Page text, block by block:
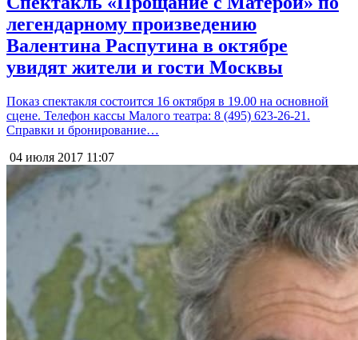
легендарному произведению
Валентина Распутина в октябре
увидят жители и гости Москвы
Показ спектакля состоится 16 октября в 19.00 на основной
сцене. Телефон кассы Малого театра: 8 (495) 623-26-21.
Справки и бронирование…
04 июля 2017 11:07